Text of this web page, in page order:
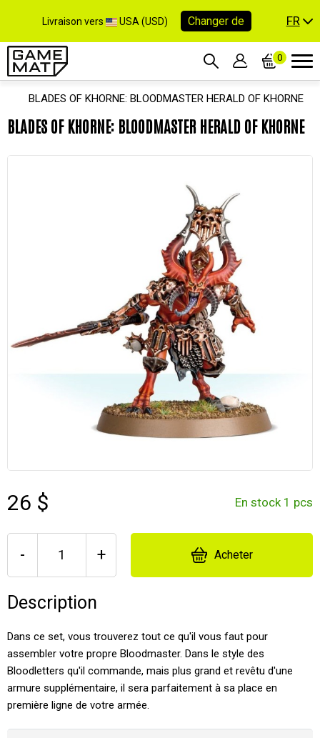
Livraison vers USA (USD) Changer de FR
0
BLADES OF KHORNE: BLOODMASTER HERALD OF KHORNE
BLADES OF KHORNE: BLOODMASTER HERALD OF KHORNE
26 $ En stock 1 pcs
- + Acheter
Description
Dans ce set, vous trouverez tout ce qu'il vous faut pour
assembler votre propre Bloodmaster. Dans le style des
Bloodletters qu'il commande, mais plus grand et revêtu d'une
armure supplémentaire, il sera parfaitement à sa place en
première ligne de votre armée.